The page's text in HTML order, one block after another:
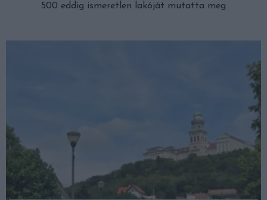
500 eddig ismeretlen lakóját mutatta meg